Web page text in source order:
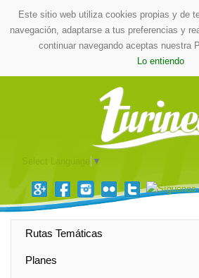
Este sitio web utiliza cookies propias y de
navegación, adaptarse a tus preferencias y
continuar navegando aceptas nuestra
Lo entiendo
▼
Rutas Temáticas
Planes